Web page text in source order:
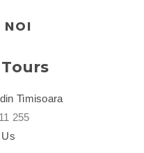
NOI
Timisoara
255